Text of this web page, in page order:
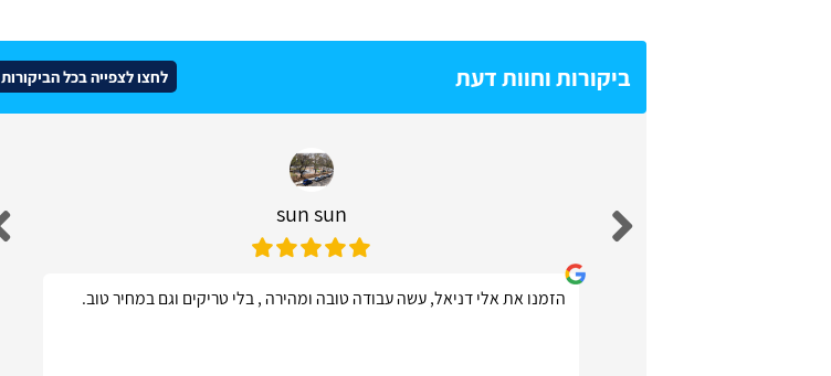
ביקורות וחוות דעת לחצו לצפייה בכל הביקורות
sun sun
הזמנו את אלי דניאל, עשה עבודה טובה ומהירה , בלי טריקים וגם במחיר טוב.